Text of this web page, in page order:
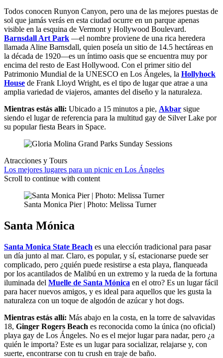
Todos conocen Runyon Canyon, pero una de las mejores puestas de
sol que jamás verás en esta ciudad ocurre en un parque apenas
visible en la esquina de Vermont y Hollywood Boulevard.
Barnsdall Art Park —el nombre proviene de una rica heredera
llamada Aline Barnsdall, quien poseía un sitio de 14.5 hectáreas en
la década de 1920—es un íntimo oasis que se encuentra muy por
encima del resto de East Hollywood. Con el primer sitio del
Patrimonio Mundial de la UNESCO en Los Ángeles, la Hollyhock
House de Frank Lloyd Wright, es el tipo de lugar que atrae a una
amplia variedad de viajeros, amantes del diseño y la naturaleza.
Mientras estás allí: Ubicado a 15 minutos a pie, Akbar sigue
siendo el lugar de referencia para la multitud gay de Silver Lake por
su popular fiesta Bears in Space.
Atracciones y Tours
Los mejores lugares para un picnic en Los Ángeles
Scroll to continue with content
Santa Monica Pier | Photo: Melissa Turner
Santa Mónica
Santa Monica State Beach es una elección tradicional para pasar
un día junto al mar. Claro, es popular, y sí, estacionarse puede ser
complicado, pero ¿quién puede resistirse a esta playa, flanqueada
por los acantilados de Malibú en un extremo y la rueda de la fortuna
iluminada del Muelle de Santa Mónica en el otro? Es un lugar fácil
para hacer nuevos amigos, y es ideal para aquellos que les gusta la
naturaleza con un toque de algodón de azúcar y hot dogs.
Mientras estás allí: Más abajo en la costa, en la torre de salvavidas
18, Ginger Rogers Beach es reconocida como la única (no oficial)
playa gay de Los Ángeles. No es el mejor lugar para nadar, pero ¿a
quién le importa? Este es un lugar para socializar, relajarse y, con
suerte, encontrarse con tu crush en traje de baño.